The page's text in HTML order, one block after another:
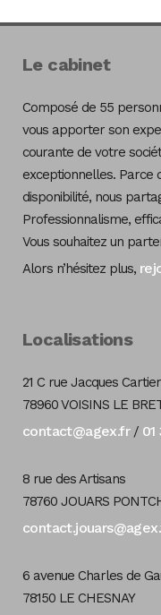
Le cabinet
Composé de 55
vous apporter son
courante de votre
exceptionnelles. Parce
disponibilité, nous
Professionnalisme,
Vous souhaitez un
Alors n’hésitez plus,
Localisations
21 C rue Jacques Cartier
78960 VOISINS LE
contact@agex.fr/
8 rue des Artisans
78760 JOUARS
6 avenue Charles de
78150 LE CHESNAY